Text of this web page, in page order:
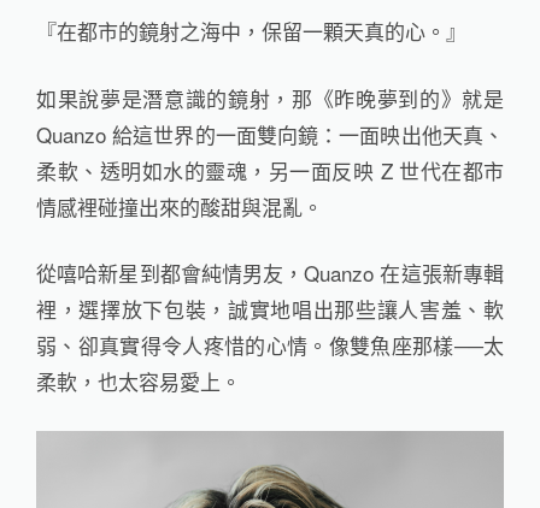
『在都市的鏡射之海中，保留一顆天真的心。』
如果說夢是潛意識的鏡射，那《昨晚夢到的》就是
Quanzo 給這世界的一面雙向鏡：一面映出他天真、
柔軟、透明如水的靈魂，另一面反映 Z 世代在都市
情感裡碰撞出來的酸甜與混亂。
從嘻哈新星到都會純情男友，Quanzo 在這張新專輯
裡，選擇放下包裝，誠實地唱出那些讓人害羞、軟
弱、卻真實得令人疼惜的心情。像雙魚座那樣──太
柔軟，也太容易愛上。